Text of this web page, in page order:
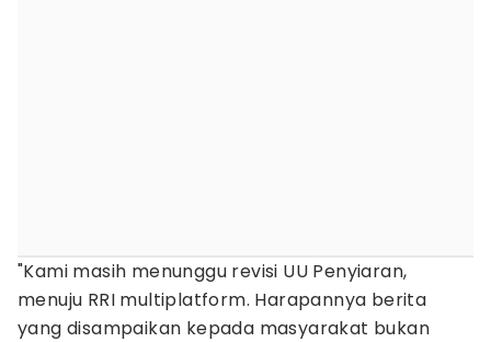
"Kami masih menunggu revisi UU Penyiaran,
menuju RRI multiplatform. Harapannya berita
yang disampaikan kepada masyarakat bukan